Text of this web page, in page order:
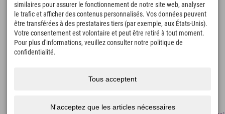
L'heure des moments d'exploration
166
Lacs de montagne et
piscines d'aventure
4.634km
Pistes de ski et de
snowboard
similaires pour assurer le fonctionnement de notre site web, analyser
le trafic et afficher des contenus personnalisés. Vos données peuvent
être transférées à des prestataires tiers (par exemple, aux États-Unis).
Votre consentement est volontaire et peut être retiré à tout moment.
Pour plus d'informations, veuillez consulter notre politique de
confidentialité.
Tous acceptent
N'acceptez que les articles nécessaires